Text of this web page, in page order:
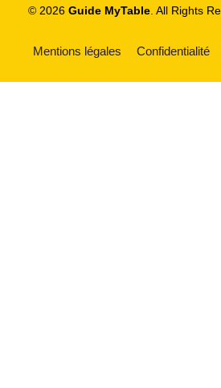
© 2026 Guide MyTable. All Rights
Mentions légales Confidentialité